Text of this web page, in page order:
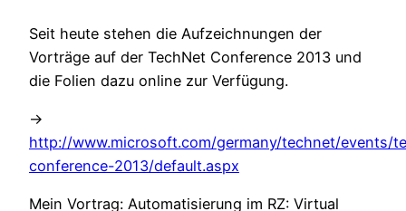
Seit heute stehen die Aufzeichnungen der
Vorträge auf der TechNet Conference 2013 und
die Folien dazu online zur Verfügung.
->
http://www.microsoft.com/germany/technet/events/
conference-2013/default.aspx
Mein Vortrag: Automatisierung im RZ: Virtual